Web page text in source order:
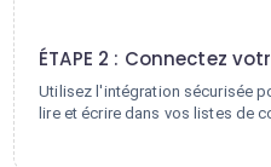
ÉTAPE 2 : Connectez
Utilisez l'intégration sécurisée
lire et écrire dans vos listes de